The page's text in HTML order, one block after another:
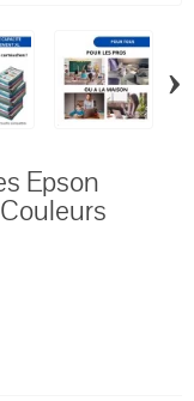
›
Epson